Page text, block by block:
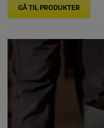
GÅ TIL PRODUKTER